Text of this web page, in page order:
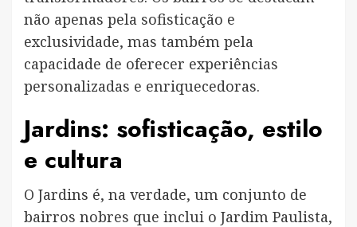
não apenas pela sofisticação e
exclusividade, mas também pela
capacidade de oferecer experiências
personalizadas e enriquecedoras.
Jardins: sofisticação, estilo
e cultura
O Jardins é, na verdade, um conjunto de
bairros nobres que inclui o Jardim Paulista,